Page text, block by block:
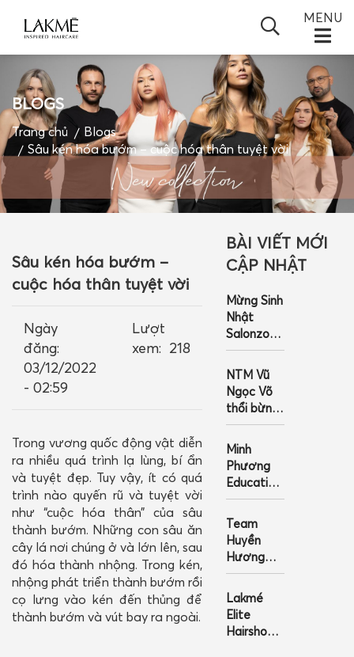
TRANG CHỦ
GIỚI THIỆU
SẢN PHẨM +
ĐỐI TÁC
BLOGS
LIÊN HỆ
GIỎ HÀNG
MENU
Trang chủ
Blogs
Sâu kén hóa bướm – cuộc hóa thân tuyệt vời
BLOGS
Sâu kén hóa bướm –
cuộc hóa thân tuyệt vời
Ngày
đăng:
03/12/2022
- 02:59
Lượt
xem: 218
Trong vương quốc động vật diễn
ra nhiều quá trình lạ lùng, bí ẩn
và tuyệt đẹp. Tuy vậy, ít có quá
trình nào quyến rũ và tuyệt vời
như “cuộc hóa thân” của sâu
thành bướm. Những con sâu ăn
cây lá nơi chúng ở và lớn lên, sau
đó hóa thành nhộng. Trong kén,
nhộng phát triển thành bướm rồi
cọ lưng vào kén đến thủng để
thành bướm và vút bay ra ngoài.
BÀI VIẾT MỚI
CẬP NHẬT
Mừng Sinh
Nhật
Salonzo 19
Tuổi –
Chương
Trình Tri
Ân Salon
Tháng
NTM Vũ
Ngọc Võ
thổi bừng
bản lĩnh
người phụ
nữ Việt
trong
từng sợi
Minh
Phương
Education
và
“Human 5
Senses”:
Định hình
vẻ đẹp
khoa học,
kỹ thuật
và công
Team
Huyền
Hương
mang sắc
thái thần
thoại đến
Lakmé
Elite
Lakmé
Elite
Hairshow